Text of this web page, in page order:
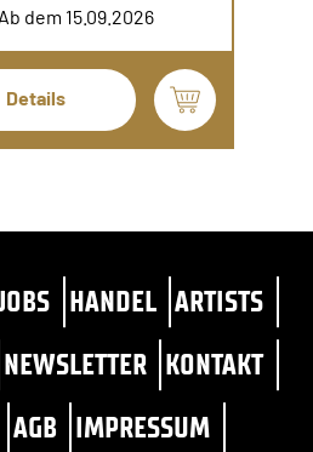
dem 15.09.2026
Details
HANDEL ARTISTS
NEWSLETTER KONTAKT
AGB IMPRESSUM